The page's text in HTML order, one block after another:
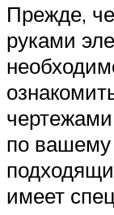
Прежде,
руками
по
имеет